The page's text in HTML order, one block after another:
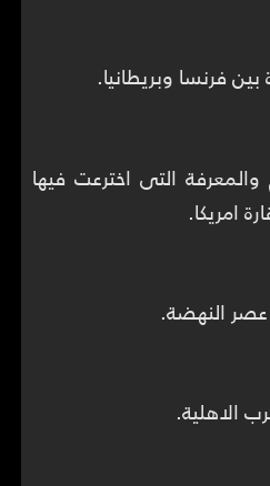
فرنسا وبريطانيا.
التى اخترعت فيها
امريكا.
النهضة.
الاهلية.